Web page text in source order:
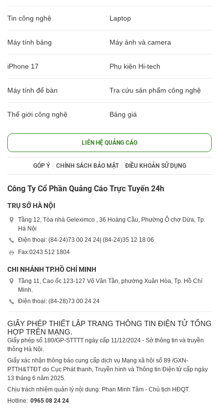
Tin công nghệ Laptop
Máy tính bảng Máy ảnh và camera
iPhone 17 Phụ kiện Hi-tech
Máy tính để bàn Tra cứu sản phẩm công nghệ
Thế giới công nghệ Bảng giá
LIÊN HỆ QUẢNG CÁO
GÓP Ý CHÍNH SÁCH BẢO MẬT ĐIỀU KHOẢN SỬ DỤNG
Công Ty Cổ Phần Quảng Cáo Trực Tuyến 24h
TRỤ SỞ HÀ NỘI
Tầng 12, Tòa nhà Geleximco , 36 Hoàng Cầu, Phường Ô chợ Dừa, Tp.
Hà Nội
Điện thoại: (84-24)73 00 24 24 | (84-24)35 12 18 06
Fax:0243 512 1804
CHI NHÁNH TP.HỒ CHÍ MINH
Tầng 11, Cao ốc 123-127 Võ Văn Tần, phường Xuân Hòa, Tp. Hồ Chí
Minh.
Điện thoại: (84-28)73 00 24 24
GIẤY PHÉP THIẾT LẬP TRANG THÔNG TIN ĐIỆN TỬ TỔNG
HỢP TRÊN MẠNG.
Giấy phép số 180/GP-STTTT ngày cấp 11/12/2024 - Sở thông tin và truyền
thông Hà Nội.
Giấy xác nhận thông báo cung cấp dịch vụ Mạng xã hội số 89 /GXN-
PTTH&TTĐT do Cục Phát thanh, Truyền hình và Thông tin Điện tử cấp ngày
13 tháng 6 năm 2025.
Chịu trách nhiệm quản lý nội dung: Phan Minh Tâm - Chủ tịch HĐQT.
Hotline: 0965 08 24 24